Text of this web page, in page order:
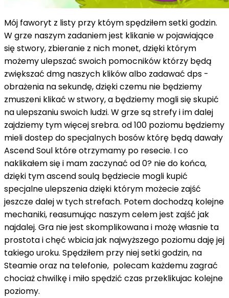
Mój faworyt z listy przy któym spędziłem setki godzin.
W grze naszym zadaniem jest klikanie w pojawiające
się stwory, zbieranie z nich monet, dzięki którym
możemy ulepszać swoich pomocników którzy będą
zwiększać dmg naszych klików albo zadawać dps -
obrażenia na sekundę, dzięki czemu nie będziemy
zmuszeni klikać w stwory, a będziemy mogli się skupić
na ulepszaniu swoich ludzi. W grze są strefy i im dalej
zajdziemy tym więcej srebra. od 100 poziomu będziemy
mieli dostep do specjalnych bosów którę będą dawały
Ascend Soul które otrzymamy po resecie. I co
naklikałem się i mam zaczynać od 0? nie do końca,
dzięki tym ascend soulą będziecie mogli kupić
specjalne ulepszenia dzięki którym możecie zajść
jeszcze dalej w tych strefach. Potem dochodzą kolejne
mechaniki, reasumując naszym celem jest zajść jak
najdalej. Gra nie jest skomplikowana i możę własnie ta
prostota i chęć wbicia jak najwyższego poziomu daję jej
takiego uroku. Spędziłem przy niej setki godzin, na
Steamie oraz na telefonie, polecam każdemu zagrać
chociaż chwilkę i miło spędzić czas przeklikujac kolejne
poziomy.